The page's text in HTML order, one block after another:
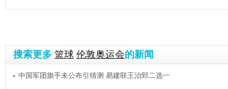
搜索更多 篮球 伦敦奥运会的新闻
中国军团旗手未公布引猜测 易建联王治郅二选一